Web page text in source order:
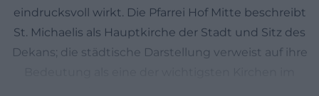
eindrucksvoll wirkt. Die Pfarrei Hof Mitte beschreibt
St. Michaelis als Hauptkirche der Stadt und Sitz des
Dekans; die städtische Darstellung verweist auf ihre